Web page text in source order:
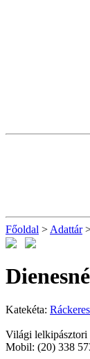
Főoldal > Adattár
Katekéta:
Világi lelkipásztori
Mobil: (20) 338